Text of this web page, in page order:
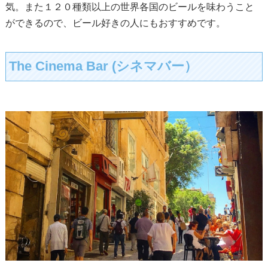
気。また１２０種類以上の世界各国のビールを味わうこと
ができるので、ビール好きの人にもおすすめです。
The Cinema Bar (シネマバー）